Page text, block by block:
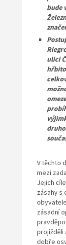
bude
ulici
V těchto
mezi
Jejich
zásahy s
zásadní
projížděli
dobře